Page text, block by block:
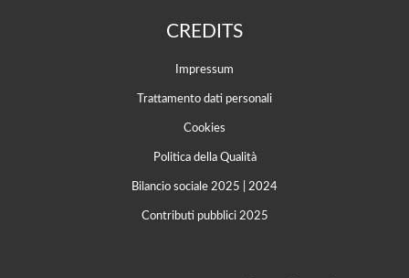
CREDITS
Impressum
Trattamento dati personali
Cookies
Politica della Qualità
Bilancio sociale 2025 2024
Contributi pubblici 2025